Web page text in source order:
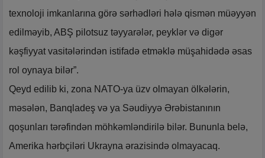
texnoloji imkanlarına görə sərhədləri hələ qismən müəyyən
edilməyib, ABŞ pilotsuz təyyarələr, peyklər və digər
kəşfiyyat vasitələrindən istifadə etməklə müşahidədə əsas
rol oynaya bilər”.
Qeyd edilib ki, zona NATO-ya üzv olmayan ölkələrin,
məsələn, Banqladeş və ya Səudiyyə Ərəbistanının
qoşunları tərəfindən möhkəmləndirilə bilər. Bununla belə,
Amerika hərbçiləri Ukrayna ərazisində olmayacaq.